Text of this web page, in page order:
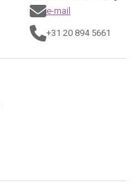
e-mail
+31 20 894 5661